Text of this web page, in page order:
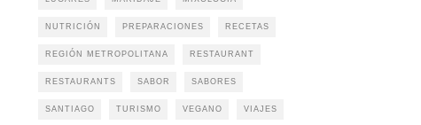
NUTRICIÓN PREPARACIONES RECETAS
REGIÓN METROPOLITANA RESTAURANT
RESTAURANTS SABOR SABORES
SANTIAGO TURISMO VEGANO VIAJES